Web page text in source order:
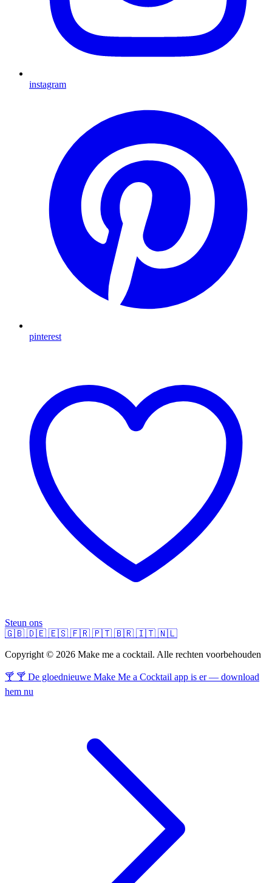
instagram
pinterest
Steun ons
🇬🇧 🇩🇪 🇪🇸 🇫🇷 🇵🇹 🇧🇷 🇮🇹 🇳🇱
Copyright © 2026 Make me a cocktail. Alle rechten voorbehouden
🍸 🍸 De gloednieuwe Make Me a Cocktail app is er — download
hem nu